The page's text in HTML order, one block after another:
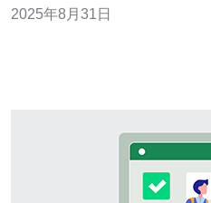
中提供更为卓越的服务和体验。 网络速度的测评 在进行网
2025年8月31日